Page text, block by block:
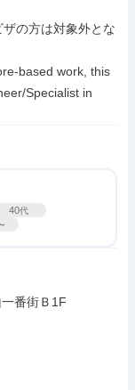
の方は対象外とな
based work, this
Specialist in
40代
番街Ｂ1F